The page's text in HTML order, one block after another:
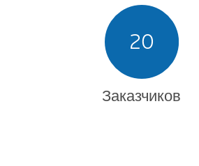
20
Заказчиков